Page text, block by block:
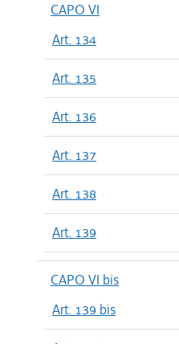
CAPO VI
Art. 134
Art. 135
Art. 136
Art. 137
Art. 138
Art. 139
CAPO VI bis
Art. 139 bis